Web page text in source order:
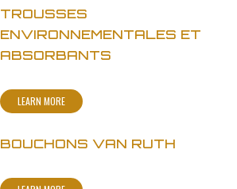
TROUSSES
ENVIRONNEMENTALES ET
ABSORBANTS
LEARN MORE
BOUCHONS VAN RUTH